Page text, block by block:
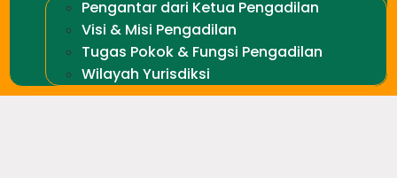
Pengantar dari Ketua Pengadilan
Visi & Misi Pengadilan
Tugas Pokok & Fungsi Pengadilan
Wilayah Yurisdiksi